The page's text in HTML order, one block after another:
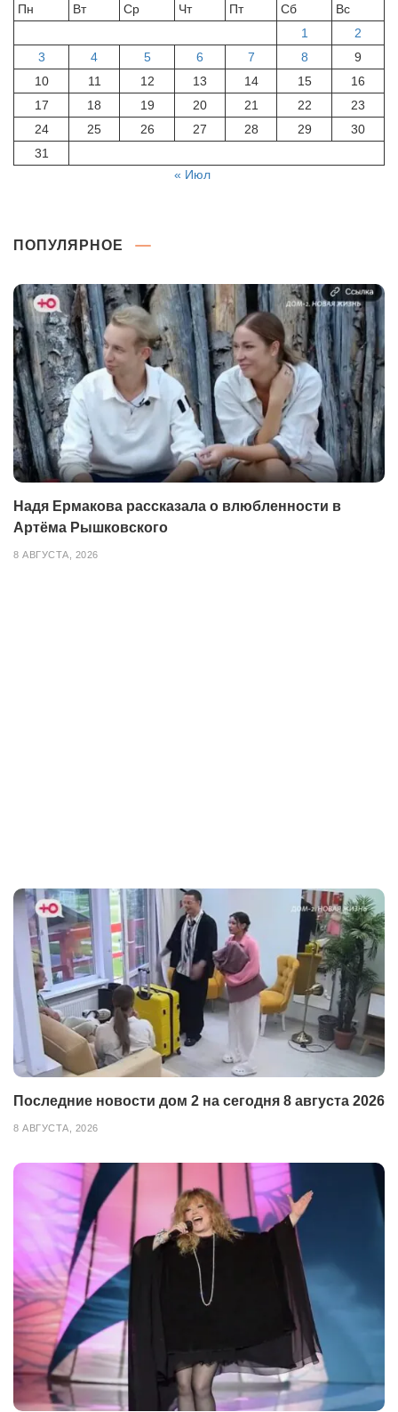
Пн
Вт Ср Чт Пт Сб
Вс
1
2
3
4 5 6 7 8
9
10
11 12 13 14 15
16
17
18 19 20 21 22
23
24
25 26 27 28 29
30
31
« Июл
ПОПУЛЯРНОЕ
Надя Ермакова рассказала о влюбленности в
Артёма Рышковского
8 АВГУСТА, 2026
Последние новости дом 2 на сегодня 8 августа 2026
8 АВГУСТА, 2026